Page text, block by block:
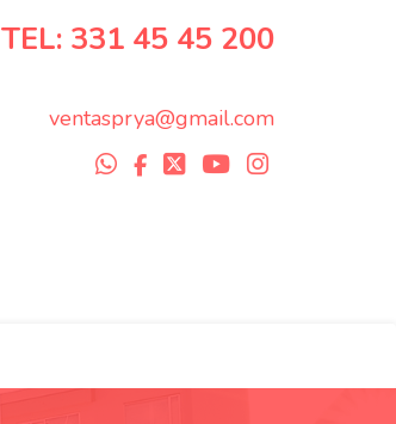
TEL: 331 45 45 200
ventasprya@gmail.com